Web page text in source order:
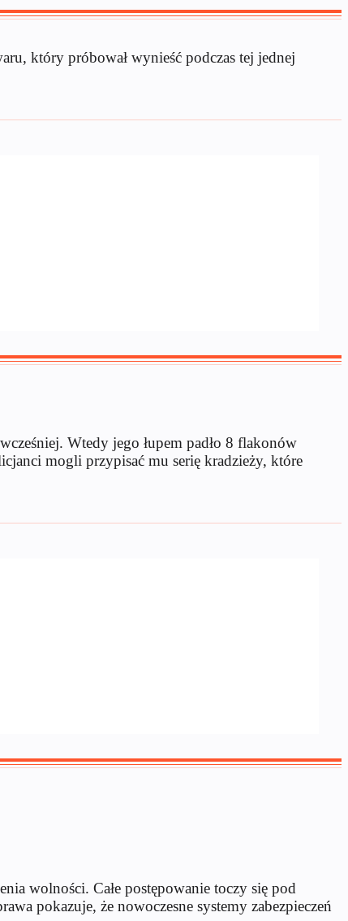
który próbował wynieść podczas tej jednej
Wtedy jego łupem padło 8 flakonów
mogli przypisać mu serię kradzieży, które
wolności. Całe postępowanie toczy się pod
pokazuje, że nowoczesne systemy zabezpieczeń